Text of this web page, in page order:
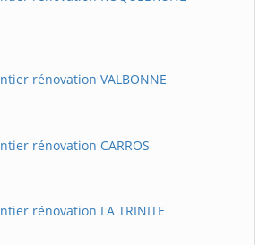
rénovation VALBONNE
rénovation CARROS
rénovation LA TRINITE